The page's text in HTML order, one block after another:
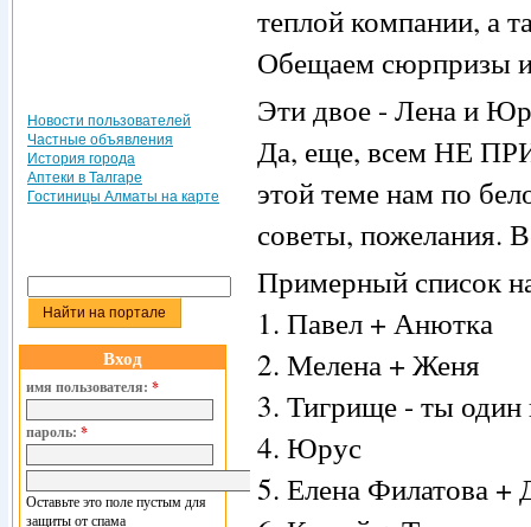
теплой компании, а
Обещаем сюрпризы
Эти двое - Лена и
Да, еще, всем НЕ
этой теме нам по
советы, пожелания.
Примерный список
1. Павел + Анютка
2. Мелена + Женя
3. Тигрище - ты один
4. Юрус
5. Елена Филатова +
Новости пользователей
Частные объявления
История города
Аптеки в Талгаре
Гостиницы Алматы на карте
Вход
имя пользователя: *
пароль: *
Оставьте это поле пустым для
защиты от спама